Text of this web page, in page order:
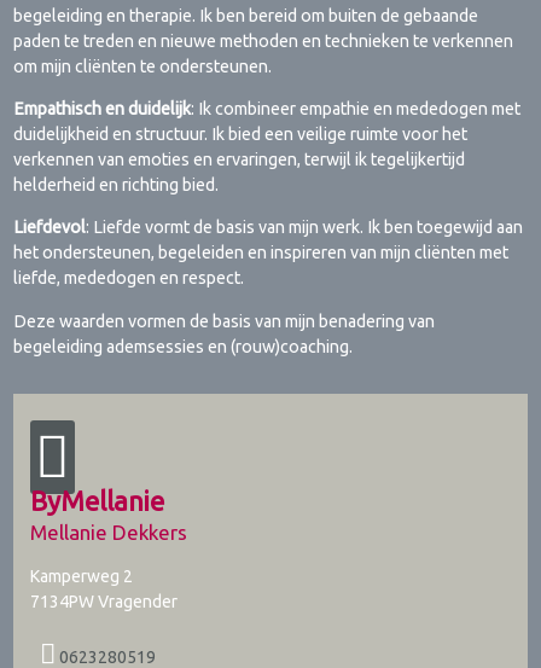
begeleiding en therapie. Ik ben bereid om buiten de gebaande
paden te treden en nieuwe methoden en technieken te verkennen
om mijn cliënten te ondersteunen.
Empathisch en duidelijk: Ik combineer empathie en mededogen met
duidelijkheid en structuur. Ik bied een veilige ruimte voor het
verkennen van emoties en ervaringen, terwijl ik tegelijkertijd
helderheid en richting bied.
Liefdevol: Liefde vormt de basis van mijn werk. Ik ben toegewijd aan
het ondersteunen, begeleiden en inspireren van mijn cliënten met
liefde, mededogen en respect.
Deze waarden vormen de basis van mijn benadering van
begeleiding ademsessies en (rouw)coaching.
ByMellanie
Mellanie Dekkers
Kamperweg 2
7134PWVragender
0623280519